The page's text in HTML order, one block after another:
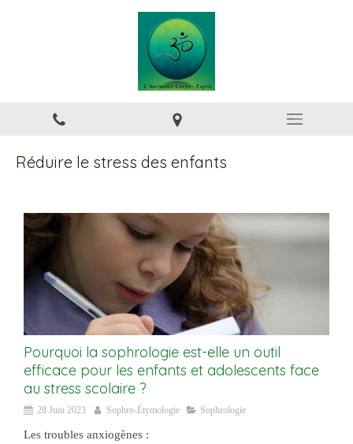
Réduire le stress des enfants
Pourquoi la sophrologie est-elle un outil
efficace pour les enfants et adolescents face
au stress scolaire ?
28 Juin 2023 Sophro-Étymologie Sophrologie
Les troubles anxiogènes :